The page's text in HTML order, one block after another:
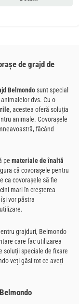
de grajd de
Belmondosunt special
dvs. Cu o
, acestea oferă soluția
animale. Covorașele
făcând
pe materiale de înaltă
că covorașele pentru
ca covorașele să fie
mari în creșterea
vor păstra
grajduri, Belmondo
care fac utilizarea
soluții speciale de fixare
veți găsi tot ce aveți